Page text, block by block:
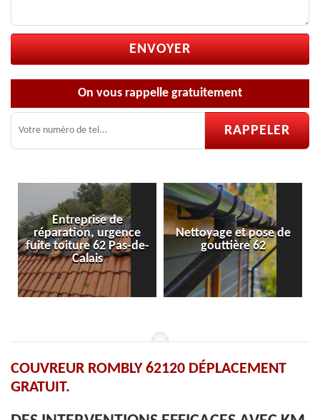
On vous rappelle gratuitement
Nettoyage et pose de
gouttière 62
Pose et réparation de
velux 62
COUVREUR ROMBLY 62120 DÉPLACEMENT
GRATUIT.